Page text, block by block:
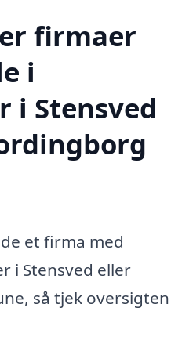
firmaer
i
i Stensved
et firma med
i Stensved eller
så tjek oversigten